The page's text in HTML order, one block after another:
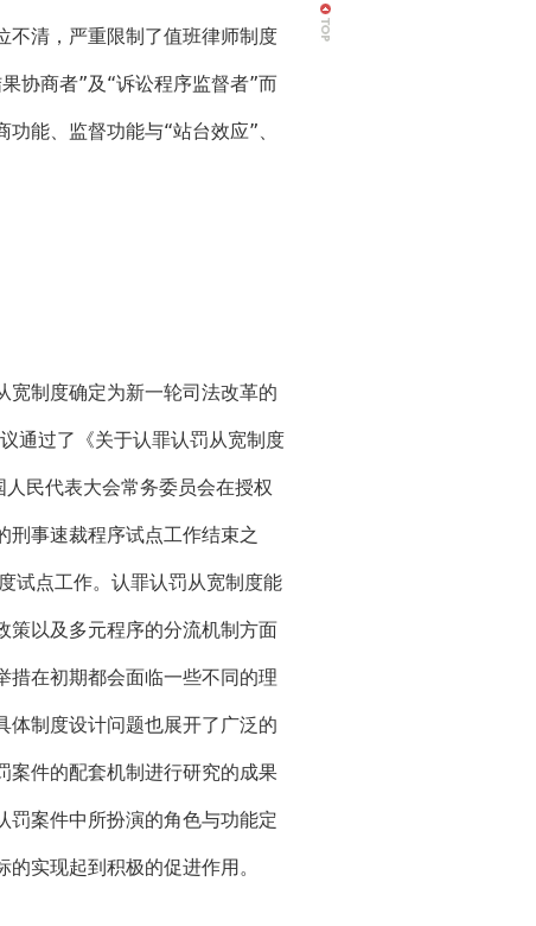
不清，严重限制了值班律师制度
协商者”及“诉讼程序监督者”而
能、监督功能与“站台效应”、
制度确定为新一轮司法改革的
通过了《关于认罪认罚从宽制度
民代表大会常务委员会在授权
刑事速裁程序试点工作结束之
试点工作。认罪认罚从宽制度能
策以及多元程序的分流机制方面
措在初期都会面临一些不同的理
体制度设计问题也展开了广泛的
案件的配套机制进行研究的成果
罚案件中所扮演的角色与功能定
实现起到积极的促进作用。